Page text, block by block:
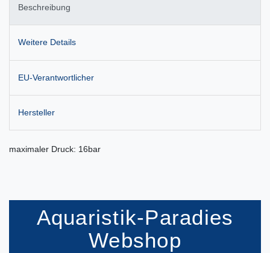
Beschreibung
Weitere Details
EU-Verantwortlicher
Hersteller
maximaler Druck: 16bar
Aquaristik-Paradies
Webshop